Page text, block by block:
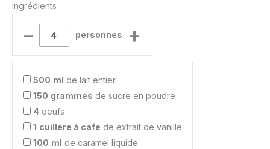
Ingrédients
– personnes +
500 ml de lait entier
150 grammes de sucre en poudre
4 oeufs
1 cuillère à café de extrait de vanille
100 ml de caramel liquide